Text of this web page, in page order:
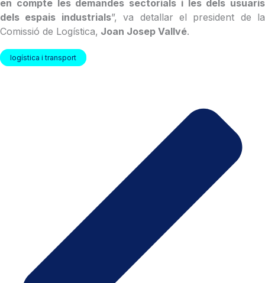
en compte les demandes sectorials i les dels usuaris
dels espais industrials”, va detallar el president de la
Comissió de Logística, Joan Josep Vallvé.
logística i transport